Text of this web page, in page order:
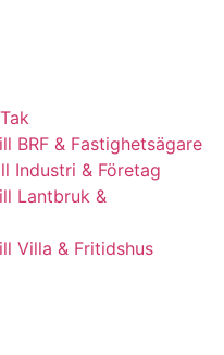
BRF & Fastighetsägare
Industri & Företag
Lantbruk &
Villa & Fritidshus